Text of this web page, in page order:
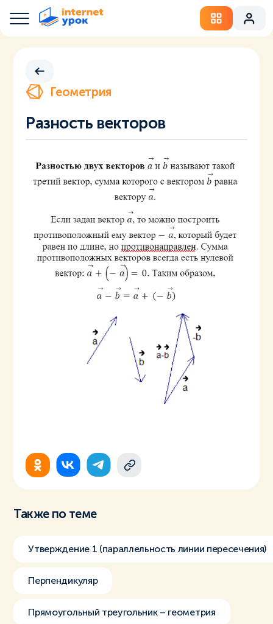
Геометрия
Разность векторов
Также по теме
Утверждение 1 (параллельность линии пересечения)
Перпендикуляр
Прямоугольный треугольник – геометрия